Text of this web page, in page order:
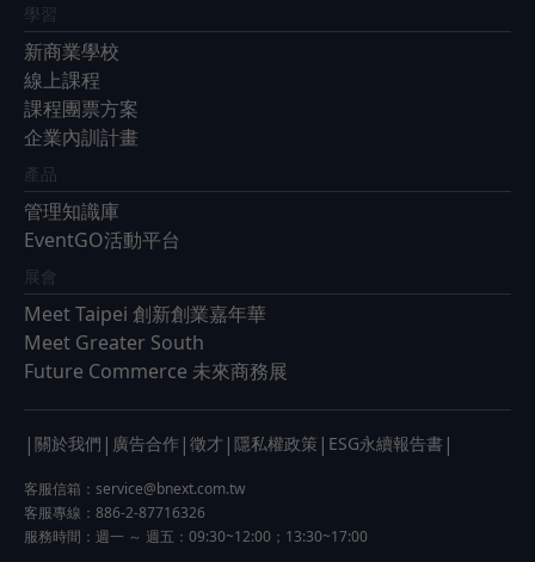
學習
新商業學校
線上課程
課程團票方案
企業內訓計畫
產品
管理知識庫
EventGO活動平台
展會
Meet Taipei 創新創業嘉年華
Meet Greater South
Future Commerce 未來商務展
| 關於我們 | 廣告合作 | 徵才 | 隱私權政策 | ESG永續報告書 |
客服信箱： service@bnext.com.tw
客服專線：886-2-87716326
服務時間：週一 ～ 週五：09:30~12:00；13:30~17:00